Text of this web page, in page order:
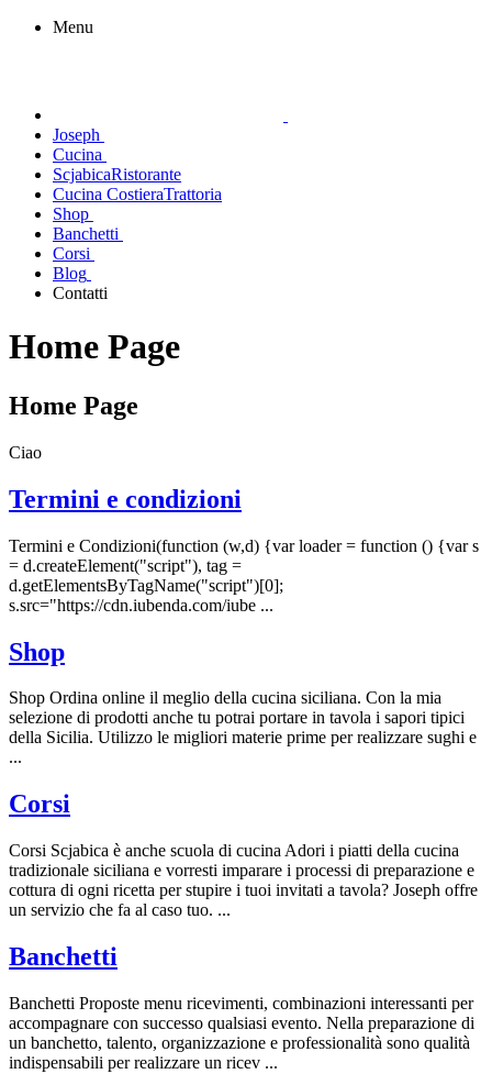
Menu
Joseph
Cucina
ScjabicaRistorante
Cucina CostieraTrattoria
Shop
Banchetti
Corsi
Blog
Contatti
Home Page
Home Page
Ciao
Termini e condizioni
Termini e Condizioni(function (w,d) {var loader = function () {var s
= d.createElement("script"), tag =
d.getElementsByTagName("script")[0];
s.src="https://cdn.iubenda.com/iube ...
Shop
Shop Ordina online il meglio della cucina siciliana. Con la mia
selezione di prodotti anche tu potrai portare in tavola i sapori tipici
della Sicilia. Utilizzo le migliori materie prime per realizzare sughi e
...
Corsi
Corsi Scjabica è anche scuola di cucina Adori i piatti della cucina
tradizionale siciliana e vorresti imparare i processi di preparazione e
cottura di ogni ricetta per stupire i tuoi invitati a tavola? Joseph offre
un servizio che fa al caso tuo. ...
Banchetti
Banchetti Proposte menu ricevimenti, combinazioni interessanti per
accompagnare con successo qualsiasi evento. Nella preparazione di
un banchetto, talento, organizzazione e professionalità sono qualità
indispensabili per realizzare un ricev ...